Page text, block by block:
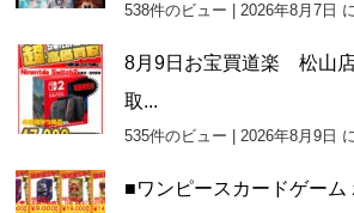
538件のビュー |2026年8月7日
8月9日お宝買道楽 松山
取...
535件のビュー |2026年8月9日
■ワンピースカードゲーム